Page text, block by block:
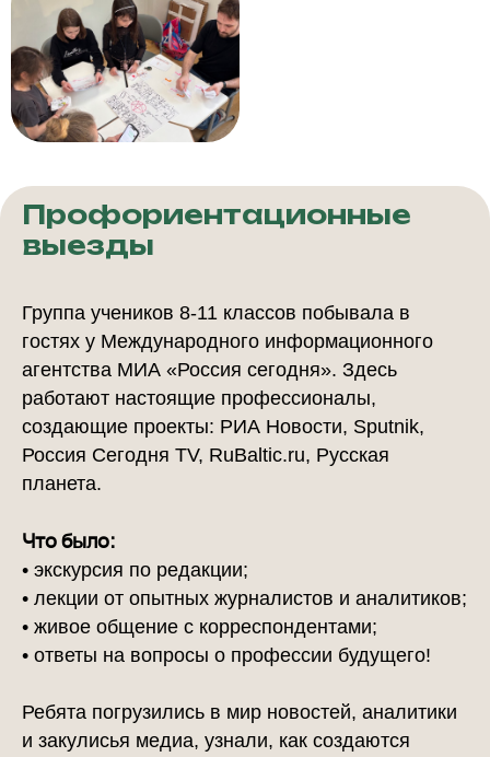
Профориентационные
выезды
Группа учеников 8-11 классов побывала в
гостях у Международного информационного
агентства МИА «Россия сегодня». Здесь
работают настоящие профессионалы,
создающие проекты: РИА Новости, Sputnik,
Россия Сегодня TV, RuBaltic.ru, Русская
планета.
Что было:
• экскурсия по редакции;
• лекции от опытных журналистов и аналитиков;
• живое общение с корреспондентами;
• ответы на вопросы о профессии будущего!
Ребята погрузились в мир новостей, аналитики
и закулисья медиа, узнали, как создаются